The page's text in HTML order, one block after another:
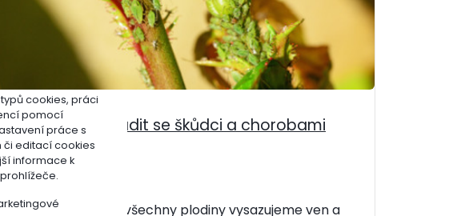
ve Vašem
webové stránky a
partnerských
analytics
cookies, práci
pomocí
práce s
či editací cookies
informace k
zahradě poradit se škůdci a chorobami
měsícem, kdy už všechny plodiny vysazujeme ven a